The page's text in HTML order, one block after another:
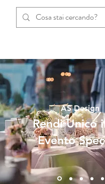
AS Design
Rendi Unico
Evento